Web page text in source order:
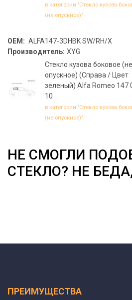
в категории "Стекло кузова
(не опускное)"
OEM: ALFA147-3DHBK SW/RH/X
Производитель: XYG
Стекло кузова боковое (не
опускное) (Справа / Цвет
зеленый) Alfa Romeo 147
10
в категории "Стекло кузова
(не опускное)"
НЕ СМОГЛИ
СТЕКЛО? НЕ
ПРЕИМУЩЕСТВА